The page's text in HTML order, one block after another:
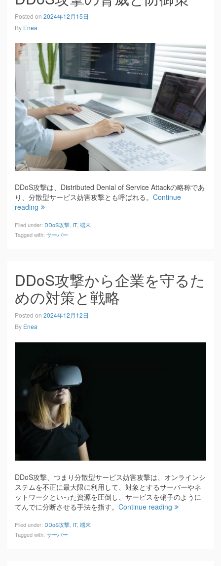
Posted on 2024年12月15日
By Enea
DDoS攻撃は、Distributed Denial of Service Attackの略称であ
り、分散型サービス妨害攻撃とも呼ばれる。 Continue
reading
Filed under: DDoS攻撃, IT, 端末
Tagged with: サーバー
DDoS攻撃から企業を守るた
めの対策と戦略
Posted on 2024年12月12日
By Enea
DDoS攻撃、つまり分散型サービス妨害攻撃は、オンラインシ
ステムを不正に最大限に利用して、対象とするサーバーやネ
ットワークといった資源を圧倒し、サービスを硝子のように
てんでに分断させる手法を指す。 Continue reading
Filed under: DDoS攻撃 IT, 端末
Tagged with: サーバー